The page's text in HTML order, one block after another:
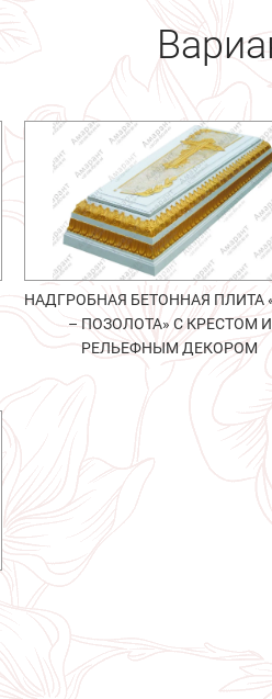
НАДГРОБНАЯ БЕТОННАЯ ПЛИТА
– ПОЗОЛОТА» С КРЕСТОМ И
РЕЛЬЕФНЫМ ДЕКОРОМ